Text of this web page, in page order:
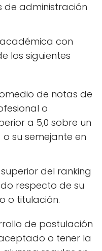
de administración
con
los siguientes
de notas de
o
a 5,0 sobre un
su semejante en
del ranking
respecto de su
o titulación.
de postulación
o tener la